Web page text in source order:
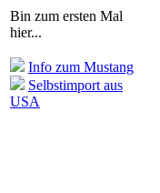
Bin zum ersten Mal
hier...
Info zum Mustang
Selbstimport aus
USA